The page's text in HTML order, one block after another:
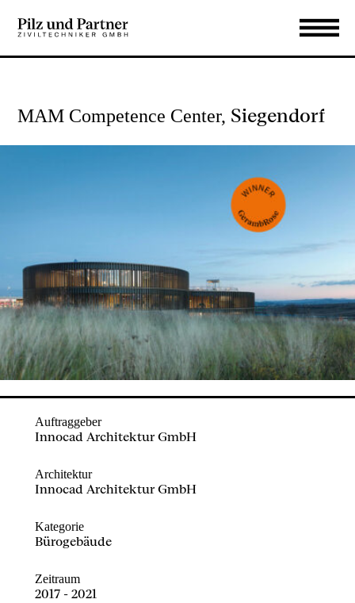
MAM Competence Center, Siegendorf
Auftraggeber
Innocad Architektur GmbH
Architektur
Innocad Architektur GmbH
Kategorie
Bürogebäude
Zeitraum
2017 - 2021